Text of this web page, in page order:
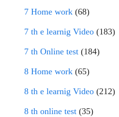
7 Home work (68)
7 th e learnig Video (183)
7 th Online test (184)
8 Home work (65)
8 th e learnig Video (212)
8 th online test (35)